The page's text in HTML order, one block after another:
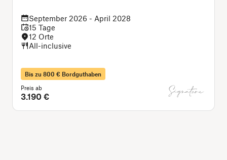
September 2026 - April 2028
15 Tage
12 Orte
All-inclusive
Bis zu 800 € Bordguthaben
Preis ab
3.190 €